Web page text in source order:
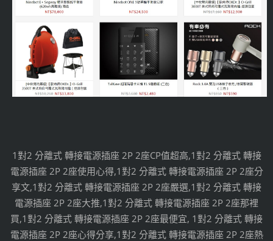
1對2 分離式 轉接電源插座 2P 2座CP值超高,1對2 分離式 轉接
電源插座 2P 2座使用心得,1對2 分離式 轉接電源插座 2P 2座分
享文,1對2 分離式 轉接電源插座 2P 2座嚴選,1對2 分離式 轉接
電源插座 2P 2座大推,1對2 分離式 轉接電源插座 2P 2座那裡
買,1對2 分離式 轉接電源插座 2P 2座最便宜, 1對2 分離式 轉接
電源插座 2P 2座心得分享,1對2 分離式 轉接電源插座 2P 2座熱